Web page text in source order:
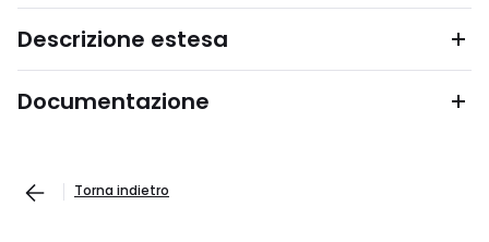
Descrizione estesa
Documentazione
Torna indietro